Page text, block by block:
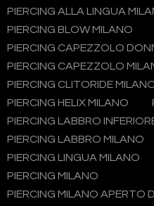
PIERCING ALLA LINGUA
PIERCING BLOW MILANO
PIERCING CAPEZZOLO
PIERCING CAPEZZOLO
PIERCING CLITORIDE
PIERCING HELIX MILANO
PIERCING LABBRO
PIERCING LABBRO MILANO
PIERCING LINGUA MILANO
PIERCING MILANO
PIERCING MILANO APERTO